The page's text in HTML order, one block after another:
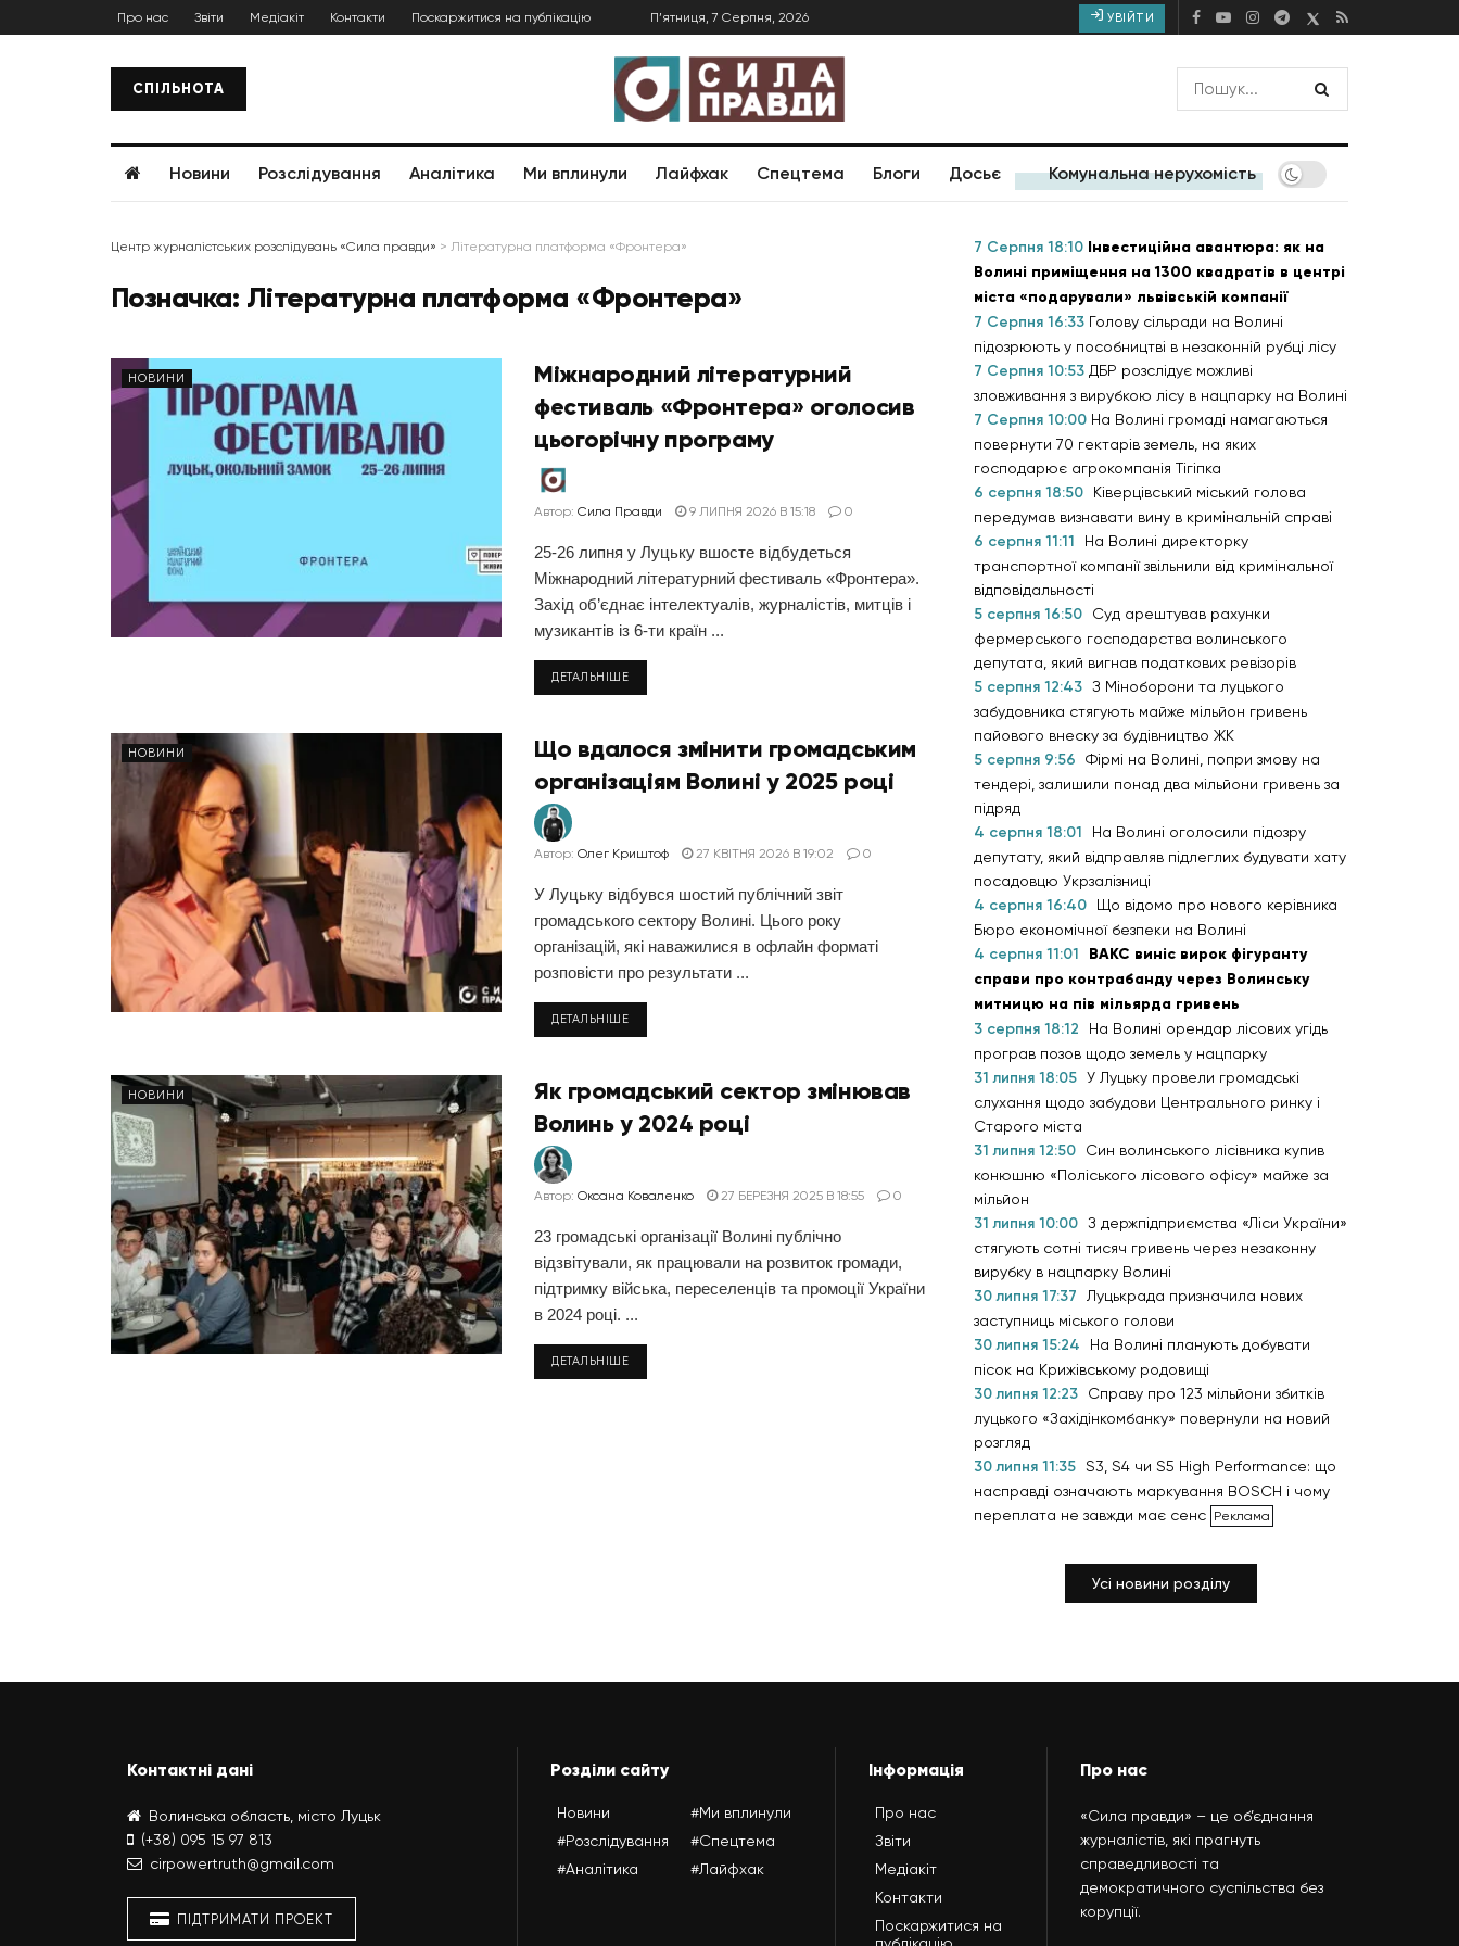
Про нас Звіти Медіакіт Контакти Поскаржитися на публікацію П’ятниця, 7 Серпня, 2026 УВІЙТИ
СПІЛЬНОТА
Новини Розслідування Аналітика Ми вплинули Лайфхак Спецтема Блоги Досьє Комунальна нерухомість
Центр журналістських розслідувань «Сила правди» > Літературна платформа «Фронтера»
Позначка: Літературна платформа «Фронтера»
НОВИНИ
Міжнародний літературний
фестиваль «Фронтера» оголосив
цьогорічну програму
Автор: Сила Правди 9 ЛИПНЯ 2026 В 15:18 0
25-26 липня у Луцьку вшосте відбудеться
Міжнародний літературний фестиваль «Фронтера».
Захід об’єднає інтелектуалів, журналістів, митців і
музикантів із 6-ти країн ...
ДЕТАЛЬНІШЕ
НОВИНИ
Що вдалося змінити громадським
організаціям Волині у 2025 році
Автор: Олег Криштоф 27 КВІТНЯ 2026 В 19:02 0
У Луцьку відбувся шостий публічний звіт
громадського сектору Волині. Цього року
організацій, які наважилися в офлайн форматі
розповісти про результати ...
ДЕТАЛЬНІШЕ
НОВИНИ
Як громадський сектор змінював
Волинь у 2024 році
Автор: Оксана Коваленко 27 БЕРЕЗНЯ 2025 В 18:55 0
23 громадські організації Волині публічно
відзвітували, як працювали на розвиток громади,
підтримку війська, переселенців та промоції України
в 2024 році. ...
ДЕТАЛЬНІШЕ
7 Серпня 18:10 Інвестиційна авантюра: як на
Волині приміщення на 1300 квадратів в центрі
міста «подарували» львівській компанії
7 Серпня 16:33 Голову сільради на Волині
підозрюють у пособництві в незаконній рубці лісу
7 Серпня 10:53 ДБР розслідує можливі
зловживання з вирубкою лісу в нацпарку на Волині
7 Серпня 10:00 На Волині громаді намагаються
повернути 70 гектарів земель, на яких
господарює агрокомпанія Тігіпка
6 серпня 18:50
Ківерцівський міський голова
передумав визнавати вину в кримінальній справі
6 серпня 11:11
На Волині директорку
транспортної компанії звільнили від кримінальної
відповідальності
5 серпня 16:50
Суд арештував рахунки
фермерського господарства волинського
депутата, який вигнав податкових ревізорів
5 серпня 12:43 З Міноборони та луцького
забудовника стягують майже мільйон гривень
пайового внеску за будівництво ЖК
5 серпня 9:56
Фірмі на Волині, попри змову на
тендері, залишили понад два мільйони гривень за
підряд
4 серпня 18:01
На Волині оголосили підозру
депутату, який відправляв підлеглих будувати хату
посадовцю Укрзалізниці
4 серпня 16:40
Що відомо про нового керівника
Бюро економічної безпеки на Волині
4 серпня 11:01
ВАКС виніс вирок фігуранту
справи про контрабанду через Волинську
митницю на пів мільярда гривень
3 серпня 18:12
На Волині орендар лісових угідь
програв позов щодо земель у нацпарку
31 липня 18:05 У Луцьку провели громадські
слухання щодо забудови Центрального ринку і
Старого міста
31 липня 12:50
Син волинського лісівника купив
конюшню «Поліського лісового офісу» майже за
мільйон
31 липня 10:00 З держпідприємства «Ліси України»
стягують сотні тисяч гривень через незаконну
вирубку в нацпарку Волині
30 липня 17:37
Луцькрада призначила нових
заступниць міського голови
30 липня 15:24
На Волині планують добувати
пісок на Крижівському родовищі
30 липня 12:23
Справу про 123 мільйони збитків
луцького «Західінкомбанку» повернули на новий
розгляд
30 липня 11:35 S3, S4 чи S5 High Performance: що
насправді означають маркування BOSCH і чому
переплата не завжди має сенс
Усі новини розділу
Контактні дані
Волинська область, місто Луцьк
(+38) 095 15 97 813
cirpowertruth@gmail.com
ПІДТРИМАТИ ПРОЕКТ
Розділи сайту
Новини
#Розслідування
#Аналітика
#Ми вплинули
#Спецтема
#Лайфхак
Інформація
Про нас
Звіти
Медіакіт
Контакти
Поскаржитися на
Про нас
«Сила правди» – це об’єднання
журналістів, які прагнуть
справедливості та
демократичного суспільства без
корупції.